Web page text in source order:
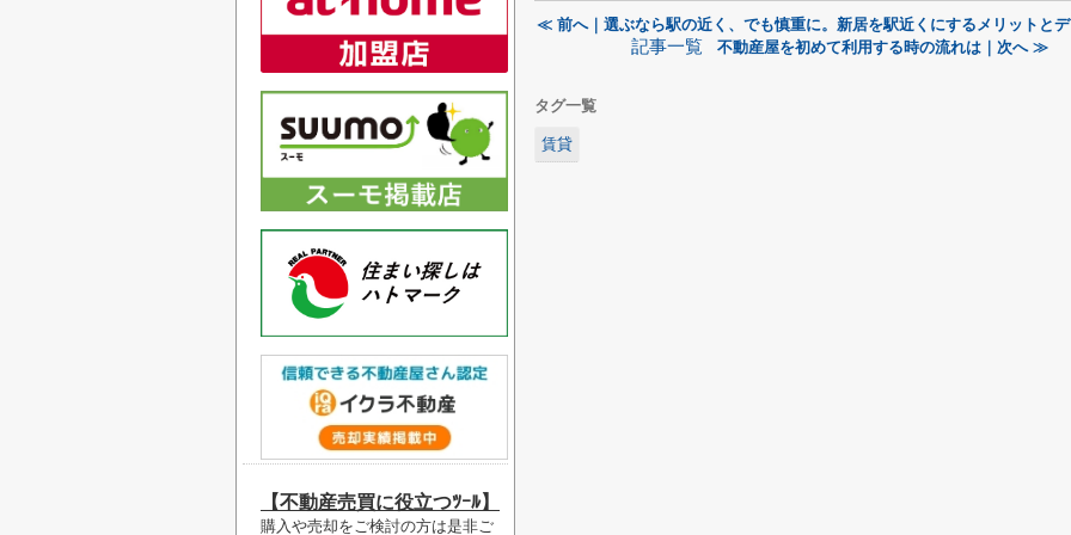
≪ 前へ｜選ぶなら駅の近く、でも慎重に。新居を駅近くにするメリットと
記事一覧 不動産屋を初めて利用する時の流れは｜次へ ≫
タグ一覧
賃貸
【不動産売買に役立つﾂｰﾙ】
購入や売却をご検討の方は是非ご